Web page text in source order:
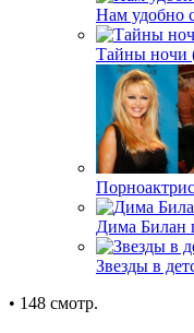
Нам удобно
Тайны ночи
Дима Билан
Звезды в
• 148 смотр.